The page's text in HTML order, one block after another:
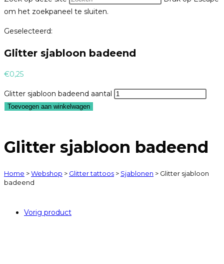
om het zoekpaneel te sluiten.
Geselecteerd:
Glitter sjabloon badeend
€0,25
Glitter sjabloon badeend aantal
Toevoegen aan winkelwagen
Glitter sjabloon badeend
Home >Webshop > Glitter tattoos > Sjablonen > Glitter sjabloon
badeend
Vorig product